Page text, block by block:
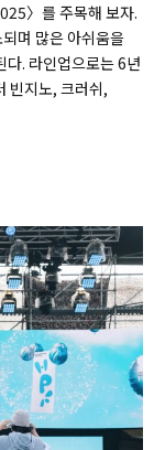
〉를 주목해 보자.
며 많은 아쉬움을
다. 라인업으로는 6년
빈지노, 크러쉬,